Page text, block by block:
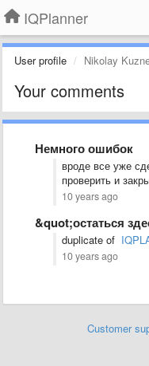
IQPlanner
User profile Nikolay
Your comments
Немного ошибок
вроде все уже
проверить и
10 years ago
duplicate of
10 years ago
Customer